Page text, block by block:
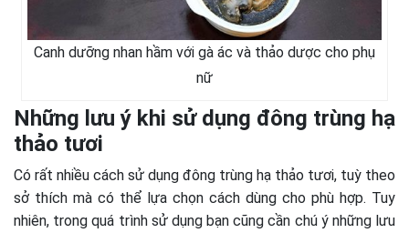
Canh dưỡng nhan hầm với gà ác và thảo dược cho phụ
nữ
Những lưu ý khi sử dụng đông trùng hạ
thảo tươi
Có rất nhiều cách sử dụng đông trùng hạ thảo tươi, tuỳ theo
sở thích mà có thể lựa chọn cách dùng cho phù hợp. Tuy
nhiên, trong quá trình sử dụng bạn cũng cần chú ý những lưu